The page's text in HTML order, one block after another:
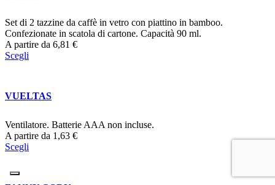
Set di 2 tazzine da caffè in vetro con piattino in bamboo.
Confezionate in scatola di cartone. Capacità 90 ml.
A partire da 6,81 €
Scegli
VUELTAS
Ventilatore. Batterie AAA non incluse.
A partire da 1,63 €
Scegli